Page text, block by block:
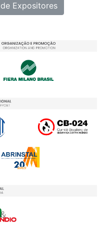
Expositores